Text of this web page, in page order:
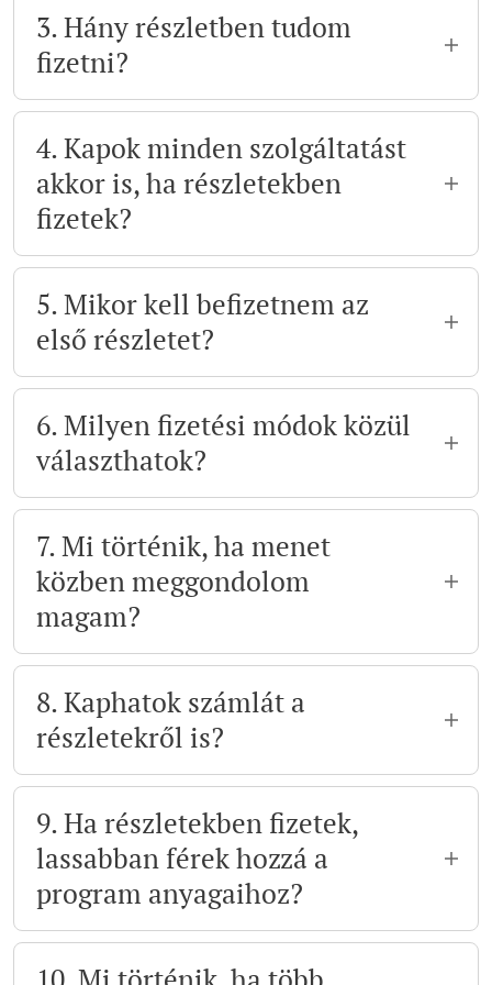
akár egyben, akár részletekben fizeted.
3. Hány részletben tudom
fizetni?
Alapesetben két részletben vagy havi
bontásban (3–4 részlet) van rá lehetőség, de
ha egyedi igényed van, egyeztethetünk róla.
4. Kapok minden szolgáltatást
akkor is, ha részletekben
fizetek?
Igen. A mentorprogram teljes értékét
megkapod az első naptól kezdve. A
részletfizetés csak a kényelmedet szolgálja.
5. Mikor kell befizetnem az
első részletet?
Az első részletet a program indulásakor
szükséges rendezni. Így biztosítjuk, hogy
minden gördülékenyen elinduljon.
6. Milyen fizetési módok közül
választhatok?
Banki átutalással tudod kiegyenlíteni az
összeget. Ha más megoldásra van szükséged,
jelezd bátran, és egyeztetünk.
7. Mi történik, ha menet
közben meggondolom
magam?
A program díja visszafizetési garanciával
indul: ha az első két alkalom után úgy érzed,
nem hozta az elvárt eredményt, visszakapod
a befizetett összeget.
8. Kaphatok számlát a
részletekről is?
Igen. Minden befizetésről hivatalos számlát
állítok ki, így teljesen átlátható a folyamat.
9. Ha részletekben fizetek,
lassabban férek hozzá a
program anyagaihoz?
Nem. A mentorprogram minden
szolgáltatását azonnal megkapod,